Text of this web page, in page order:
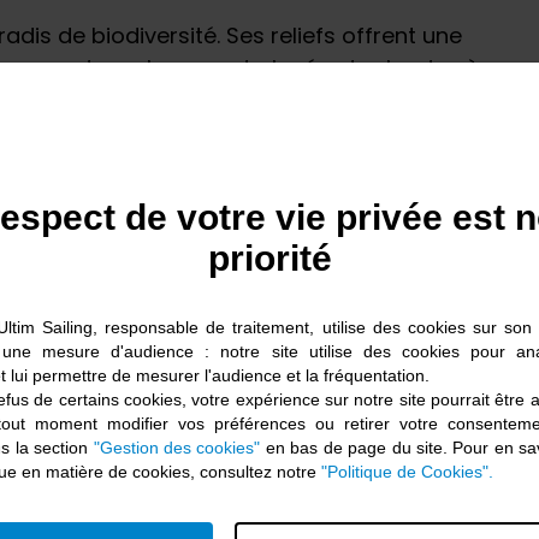
de biodiversité. Ses reliefs offrent une
que de rouleaux vert glacés, des landes à
des côtes rocheuses aux anses
accueille des dizaines d’espèces
y saluent dauphins, baleines et orques
de fleurs et de fruits sauvages
aux teintes d’aurores
vins français et les fêtes nationales. Aux
ou Saint-Jacques royales et des
le savoureux mélange d’Europe et
n’est pas une légende à Saint-Pierre et
au nouvel arrivant.
et courants, scruter les caprices des cieux,
les gènes de l’Archipel : Saint-Pierre et
ou se mesurer, avant d’être l’escale
de votre vie privée est
priorité
Sailing, responsable de traitement, utilise des cookies sur son
une mesure d'audience : notre site utilise des cookies pour
lui permettre de mesurer l'audience et la fréquentation.
de certains cookies, votre expérience sur notre site pourrait être
moment modifier vos préférences ou retirer votre
la section "Gestion des cookies" en bas de page du site. Pour en
en matière de cookies, consultez notre "Politique de Cookies".